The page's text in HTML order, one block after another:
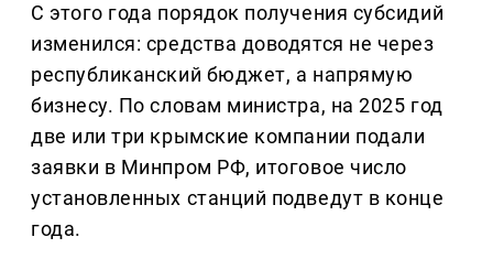
С этого года порядок получения субсидий
изменился: средства доводятся не через
республиканский бюджет, а напрямую
бизнесу. По словам министра, на 2025 год
две или три крымские компании подали
заявки в Минпром РФ, итоговое число
установленных станций подведут в конце
года.